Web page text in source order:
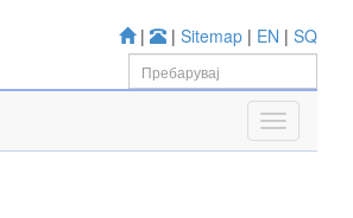
| | Sitemap | EN | SQ